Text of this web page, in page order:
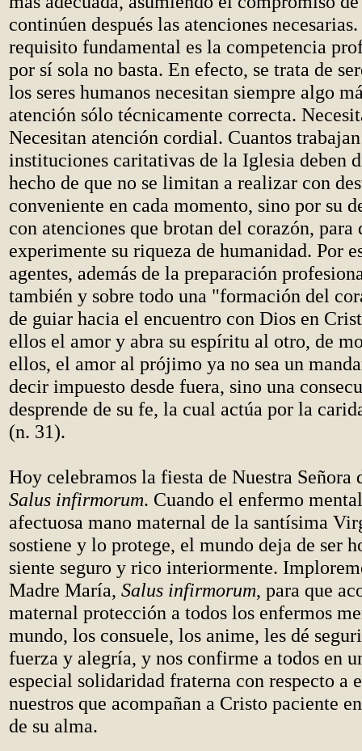
continúen después las atenciones
requisito fundamental es la competencia
por sí sola no basta. En efecto, se trata de
los seres humanos necesitan siempre algo
atención sólo técnicamente correcta.
Necesitan atención cordial. Cuantos
instituciones caritativas de la Iglesia deben
hecho de que no se limitan a realizar con
conveniente en cada momento, sino por su
con atenciones que brotan del corazón, para
experimente su riqueza de humanidad. Por
agentes, además de la preparación
también y sobre todo una "formación del
de guiar hacia el encuentro con Dios en
ellos el amor y abra su espíritu al otro, de
ellos, el amor al prójimo ya no sea un
decir impuesto desde fuera, sino una
desprende de su fe, la cual actúa por la
(n. 31).
Hoy celebramos la fiesta de Nuestra Señora
Salus infirmorum. Cuando el enfermo
afectuosa mano maternal de la santísima
sostiene y lo protege, el mundo deja de ser
siente seguro y rico interiormente.
Madre María, Salus infirmorum, para que
maternal protección a todos los enfermos
mundo, los consuele, los anime, les dé
fuerza y alegría, y nos confirme a todos en
especial solidaridad fraterna con respecto a
nuestros que acompañan a Cristo paciente
de su alma.